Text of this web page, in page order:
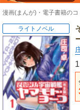
漫画(まんが)・電子書籍の
ライトノベル